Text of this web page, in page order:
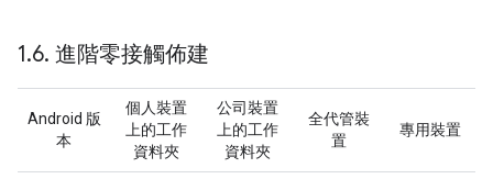
1.6. 進階零接觸佈建
Android 版
本
個人裝置
上的工作
資料夾
公司裝置
上的工作
資料夾
全代管裝
置
專用裝置